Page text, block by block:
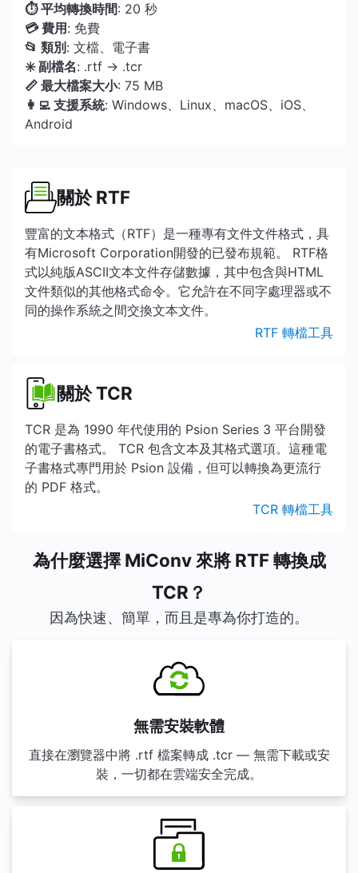
⏱ 平均轉換時間: 20 秒
💳 費用 : 免費
📂 類別 : 文檔、電子書
✳️ 副檔名: .rtf → .tcr
📏 最大檔案大小: 75 MB
👩‍💻 支援系統: Windows、Linux、macOS、iOS、
Android
關於 RTF
豐富的文本格式（RTF）是一種專有文件文件格式，具
有Microsoft Corporation開發的已發布規範。 RTF格
式以純版ASCII文本文件存儲數據，其中包含與HTML
文件類似的其他格式命令。它允許在不同字處理器或不
同的操作系統之間交換文本文件。
RTF 轉檔工具
關於 TCR
TCR 是為 1990 年代使用的 Psion Series 3 平台開發
的電子書格式。 TCR 包含文本及其格式選項。這種電
子書格式專門用於 Psion 設備，但可以轉換為更流行
的 PDF 格式。
TCR 轉檔工具
為什麼選擇 MiConv 來將 RTF 轉換成
TCR？
因為快速、簡單，而且是專為你打造的。
無需安裝軟體
直接在瀏覽器中將 .rtf 檔案轉成 .tcr — 無需下載或安
裝，一切都在雲端安全完成。